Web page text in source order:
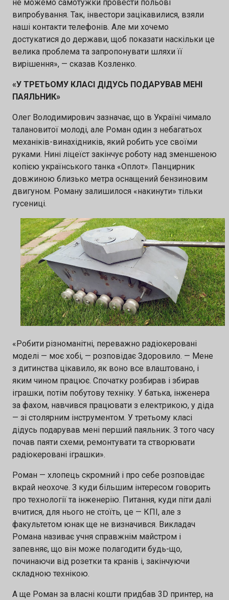
не можемо самотужки провести польові
випробування. Так, інвестори зацікавилися, взяли
наші контакти телефонів. Але ми хочемо
достукатися до держави, щоб показати наскільки це
велика проблема та запропонувати шляхи її
вирішення», — сказав Козленко.
«У ТРЕТЬОМУ КЛАСІ ДІДУСЬ ПОДАРУВАВ МЕНІ
ПАЯЛЬНИК»
Олег Володимирович зазначає, що в Україні чимало
талановитої молоді, але Роман один з небагатьох
механіків-винахідників, який робить усе своїми
руками. Нині ліцеїст закінчує роботу над зменшеною
копією українського танка «Оплот». Панцирник
довжиною близько метра оснащений бензиновим
двигуном. Роману залишилося «накинути» тільки
гусениці.
«Робити різноманітні, переважно радіокеровані
моделі — моє хобі, — розповідає Здоровило. — Мене
з дитинства цікавило, як воно все влаштовано, і
яким чином працює. Спочатку розбирав і збирав
іграшки, потім побутову техніку. У батька, інженера
за фахом, навчився працювати з електрикою, у діда
— зі столярним інструментом. У третьому класі
дідусь подарував мені перший паяльник. З того часу
почав паяти схеми, ремонтувати та створювати
радіокеровані іграшки».
Роман — хлопець скромний і про себе розповідає
вкрай неохоче. З куди більшим інтересом говорить
про технології та інженерію. Питання, куди піти далі
вчитися, для нього не стоїть, це — КПІ, але з
факультетом юнак ще не визначився. Викладач
Романа називає учня справжнім майстром і
запевняє, що він може полагодити будь-що,
починаючи від розетки та кранів і, закінчуючи
складною технікою.
А ще Роман за власні кошти придбав 3D принтер, на